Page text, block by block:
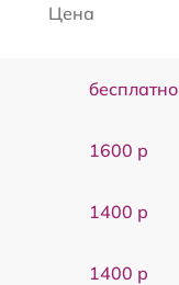
Цена
бесплатно
1600 р
1400 р
1400 р